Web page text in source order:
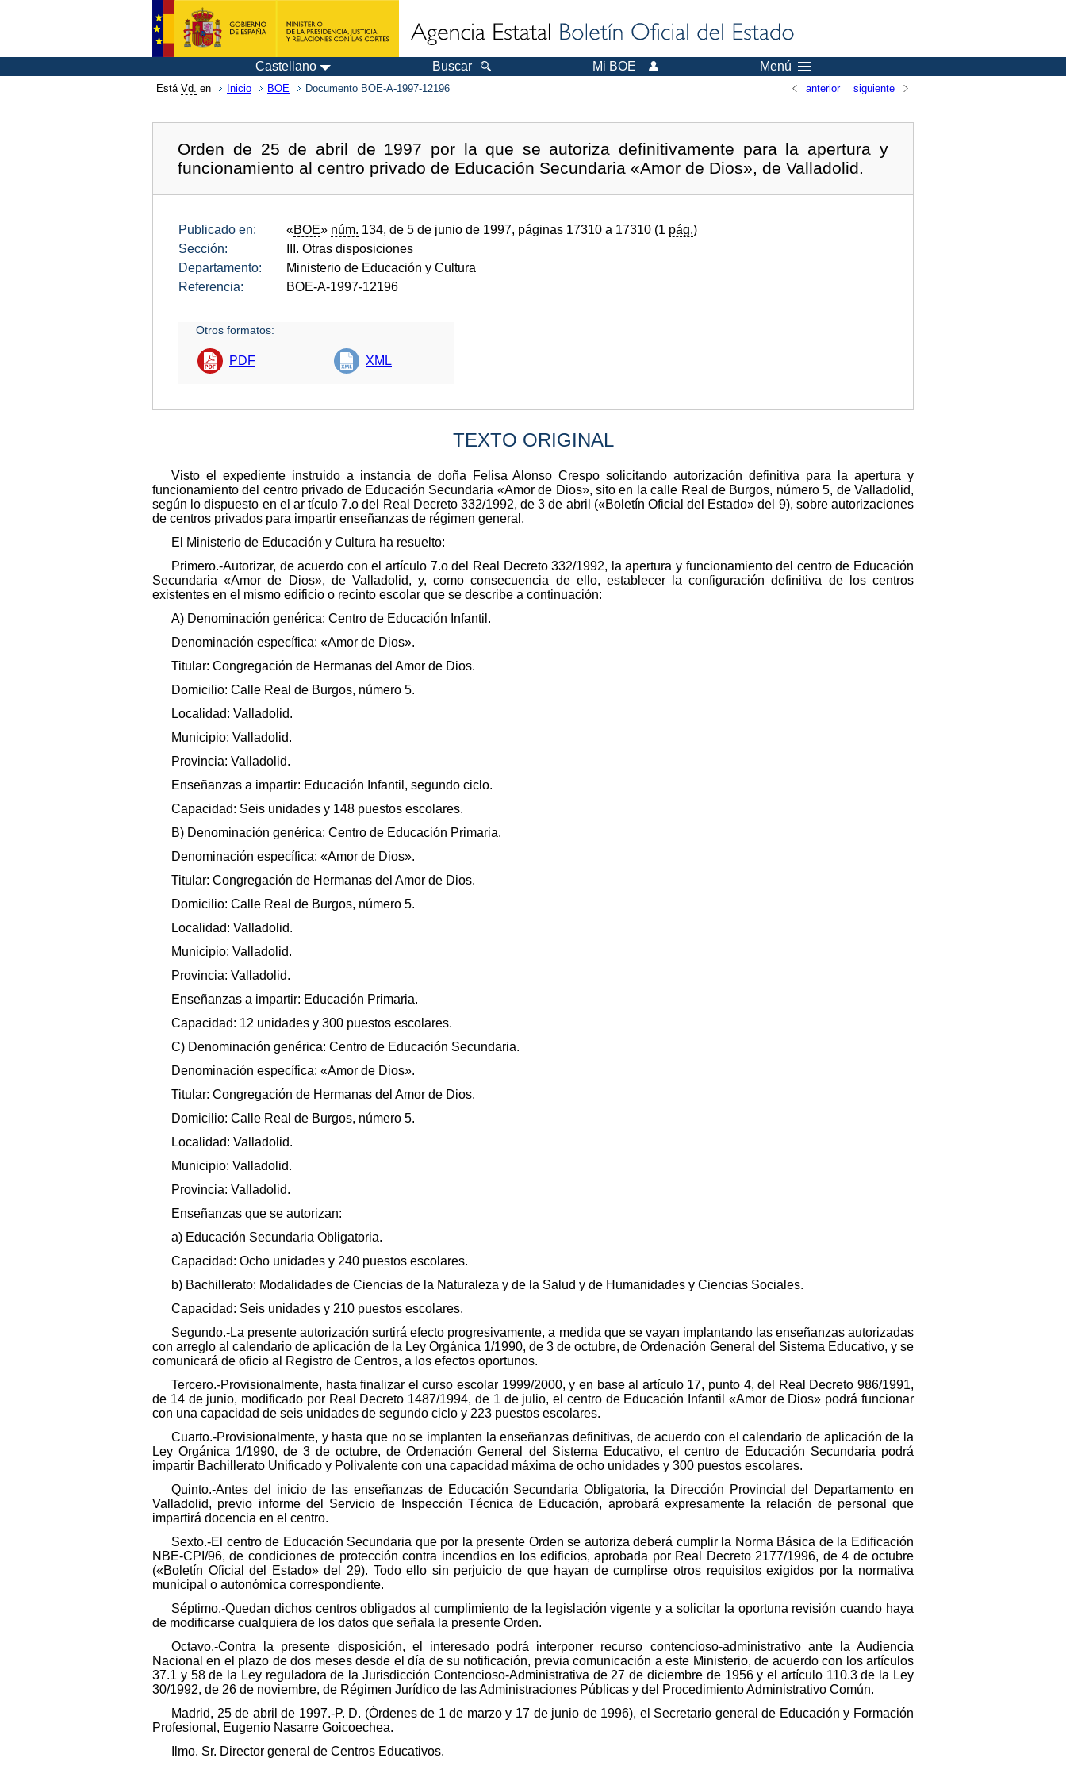
Castellano Buscar Mi BOE Menú
Está Vd. en Inicio BOE Documento BOE-A-1997-12196 anterior siguiente
Orden de 25 de abril de 1997 por la que se autoriza definitivamente para la apertura y
funcionamiento al centro privado de Educación Secundaria «Amor de Dios», de Valladolid.
Publicado en: «BOE» núm. 134, de 5 de junio de 1997, páginas 17310 a 17310 (1 pág.)
Sección:
III. Otras disposiciones
Departamento:
Ministerio de Educación y Cultura
Referencia:
BOE-A-1997-12196
Otros formatos:
PDF XML
TEXTO ORIGINAL
Visto el expediente instruido a instancia de doña Felisa Alonso Crespo solicitando autorización definitiva para la apertura y
funcionamiento del centro privado de Educación Secundaria «Amor de Dios», sito en la calle Real de Burgos, número 5, de Valladolid,
según lo dispuesto en el ar tículo 7.o del Real Decreto 332/1992, de 3 de abril («Boletín Oficial del Estado» del 9), sobre autorizaciones
de centros privados para impartir enseñanzas de régimen general,
El Ministerio de Educación y Cultura ha resuelto:
Primero.-Autorizar, de acuerdo con el artículo 7.o del Real Decreto 332/1992, la apertura y funcionamiento del centro de Educación
Secundaria «Amor de Dios», de Valladolid, y, como consecuencia de ello, establecer la configuración definitiva de los centros
existentes en el mismo edificio o recinto escolar que se describe a continuación:
A) Denominación genérica: Centro de Educación Infantil.
Denominación específica: «Amor de Dios».
Titular: Congregación de Hermanas del Amor de Dios.
Domicilio: Calle Real de Burgos, número 5.
Localidad: Valladolid.
Municipio: Valladolid.
Provincia: Valladolid.
Enseñanzas a impartir: Educación Infantil, segundo ciclo.
Capacidad: Seis unidades y 148 puestos escolares.
B) Denominación genérica: Centro de Educación Primaria.
Denominación específica: «Amor de Dios».
Titular: Congregación de Hermanas del Amor de Dios.
Domicilio: Calle Real de Burgos, número 5.
Localidad: Valladolid.
Municipio: Valladolid.
Provincia: Valladolid.
Enseñanzas a impartir: Educación Primaria.
Capacidad: 12 unidades y 300 puestos escolares.
C) Denominación genérica: Centro de Educación Secundaria.
Denominación específica: «Amor de Dios».
Titular: Congregación de Hermanas del Amor de Dios.
Domicilio: Calle Real de Burgos, número 5.
Localidad: Valladolid.
Municipio: Valladolid.
Provincia: Valladolid.
Enseñanzas que se autorizan:
a) Educación Secundaria Obligatoria.
Capacidad: Ocho unidades y 240 puestos escolares.
b) Bachillerato: Modalidades de Ciencias de la Naturaleza y de la Salud y de Humanidades y Ciencias Sociales.
Capacidad: Seis unidades y 210 puestos escolares.
Segundo.-La presente autorización surtirá efecto progresivamente, a medida que se vayan implantando las enseñanzas autorizadas
con arreglo al calendario de aplicación de la Ley Orgánica 1/1990, de 3 de octubre, de Ordenación General del Sistema Educativo, y se
comunicará de oficio al Registro de Centros, a los efectos oportunos.
Tercero.-Provisionalmente, hasta finalizar el curso escolar 1999/2000, y en base al artículo 17, punto 4, del Real Decreto 986/1991,
de 14 de junio, modificado por Real Decreto 1487/1994, de 1 de julio, el centro de Educación Infantil «Amor de Dios» podrá funcionar
con una capacidad de seis unidades de segundo ciclo y 223 puestos escolares.
Cuarto.-Provisionalmente, y hasta que no se implanten la enseñanzas definitivas, de acuerdo con el calendario de aplicación de la
Ley Orgánica 1/1990, de 3 de octubre, de Ordenación General del Sistema Educativo, el centro de Educación Secundaria podrá
impartir Bachillerato Unificado y Polivalente con una capacidad máxima de ocho unidades y 300 puestos escolares.
Quinto.-Antes del inicio de las enseñanzas de Educación Secundaria Obligatoria, la Dirección Provincial del Departamento en
Valladolid, previo informe del Servicio de Inspección Técnica de Educación, aprobará expresamente la relación de personal que
impartirá docencia en el centro.
Sexto.-El centro de Educación Secundaria que por la presente Orden se autoriza deberá cumplir la Norma Básica de la Edificación
NBE-CPI/96, de condiciones de protección contra incendios en los edificios, aprobada por Real Decreto 2177/1996, de 4 de octubre
(«Boletín Oficial del Estado» del 29). Todo ello sin perjuicio de que hayan de cumplirse otros requisitos exigidos por la normativa
municipal o autonómica correspondiente.
Séptimo.-Quedan dichos centros obligados al cumplimiento de la legislación vigente y a solicitar la oportuna revisión cuando haya
de modificarse cualquiera de los datos que señala la presente Orden.
Octavo.-Contra la presente disposición, el interesado podrá interponer recurso contencioso-administrativo ante la Audiencia
Nacional en el plazo de dos meses desde el día de su notificación, previa comunicación a este Ministerio, de acuerdo con los artículos
37.1 y 58 de la Ley reguladora de la Jurisdicción Contencioso-Administrativa de 27 de diciembre de 1956 y el artículo 110.3 de la Ley
30/1992, de 26 de noviembre, de Régimen Jurídico de las Administraciones Públicas y del Procedimiento Administrativo Común.
Madrid, 25 de abril de 1997.-P. D. (Órdenes de 1 de marzo y 17 de junio de 1996), el Secretario general de Educación y Formación
Profesional, Eugenio Nasarre Goicoechea.
Ilmo. Sr. Director general de Centros Educativos.